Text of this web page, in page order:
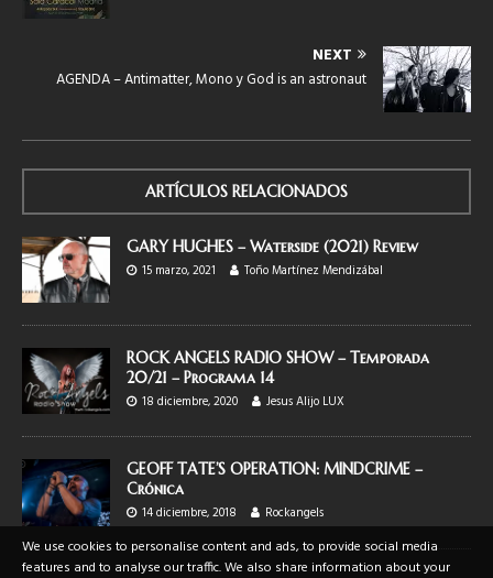
NEXT
AGENDA – Antimatter, Mono y God is an astronaut
ARTÍCULOS RELACIONADOS
GARY HUGHES – Waterside (2021) Review
15 marzo, 2021
Toño Martínez Mendizábal
ROCK ANGELS RADIO SHOW – Temporada
20/21 – Programa 14
18 diciembre, 2020
Jesus Alijo LUX
GEOFF TATE’S OPERATION: MINDCRIME –
Crónica
14 diciembre, 2018
Rockangels
We use cookies to personalise content and ads, to provide social media
features and to analyse our traffic. We also share information about your